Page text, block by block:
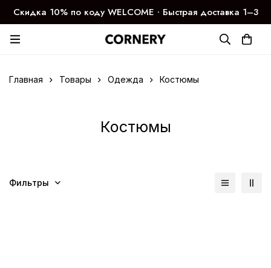
Скидка 10% по коду WELCOME ∙ Быстрая доставка 1–3
дня
Главная Товары Одежда Костюмы
Костюмы
Фильтры